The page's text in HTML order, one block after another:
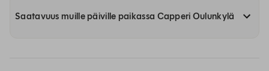
Saatavuus muille päiville paikassa Capperi Oulunkylä